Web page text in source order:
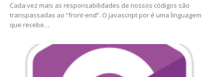
Cada vez mais as responsabilidades de nossos códigos são
transpassadas ao “front-end”. O javascript por é uma linguagem
que recebe…